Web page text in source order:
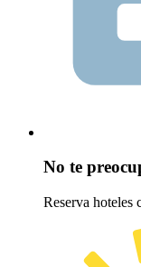
No te
Reserva hoteles